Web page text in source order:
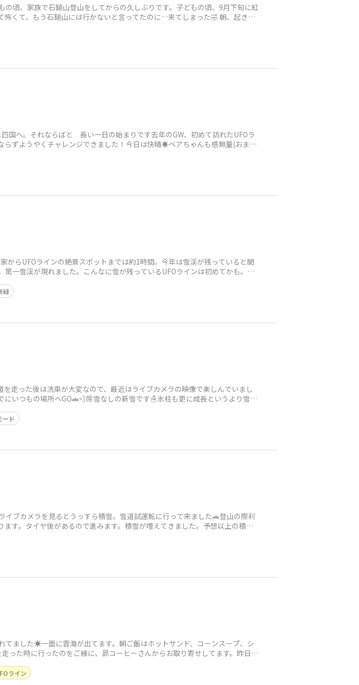
頃、家族で石鎚山登山をしてからの久しぶりです。子どもの頃、9月下旬に紅
くて、もう石鎚山には行かないと言ってたのに…来てしまった🤣 朝、起きて
国へ。それならばと 長い一日の始まりです去年のGW、初めて訪れたUFOラ
ずようやくチャレンジできました！今日は快晴☀️ベアちゃんも感無量(おまけ
らUFOラインの絶景スポットまでは約1時間。今年は雪渓が残っていると聞
一雪渓が現れました。こんなに雪が残っているUFOラインは初めてかも。去
緑
走った後は洗車が大変なので、最近はライブカメラの映像で楽しんでいまし
いつもの場所へGO🚗💨除雪なしの新雪です☃️氷柱も更に成長というより雪で
ード
ブカメラを見るとうっすら積雪。雪道試運転に行って来ました🚗登山の際利
す。タイヤ後があるので進みます。積雪が増えてきました。予想以上の積雪
てました☀️一面に雲海が出てます。朝ご飯はホットサンド、コーンスープ、シ
った時に行ったのをご縁に、昴コーヒーさんからお取り寄せしてます。昨日の
ライン